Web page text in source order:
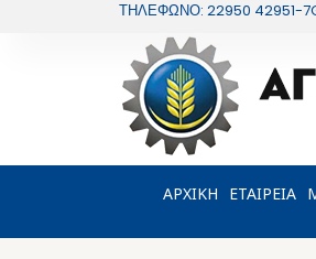
ΤΗΛΕΦΩΝΟ: 22950 42951-7
ΑΡΧΙΚΗ ΕΤΑΙΡΕΙΑ